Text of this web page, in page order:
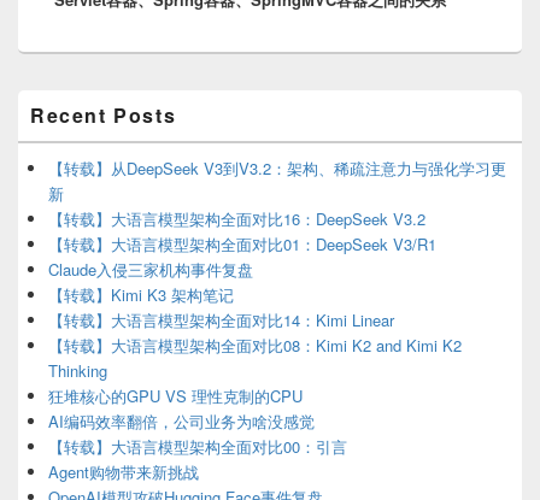
Sidebar
Widget
Area
Recent Posts
【转载】从DeepSeek V3到V3.2：架构、稀疏注意力与强化学习更
新
【转载】大语言模型架构全面对比16：DeepSeek V3.2
【转载】大语言模型架构全面对比01：DeepSeek V3/R1
Claude入侵三家机构事件复盘
【转载】Kimi K3 架构笔记
【转载】大语言模型架构全面对比14：Kimi Linear
【转载】大语言模型架构全面对比08：Kimi K2 and Kimi K2
Thinking
狂堆核心的GPU VS 理性克制的CPU
AI编码效率翻倍，公司业务为啥没感觉
【转载】大语言模型架构全面对比00：引言
Agent购物带来新挑战